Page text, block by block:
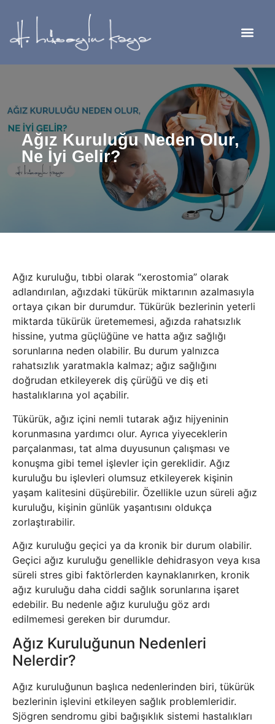
Ağız Kuruluğu Neden Olur,
Ne İyi Gelir?
Ağız kuruluğu, tıbbi olarak “xerostomia” olarak
adlandırılan, ağızdaki tükürük miktarının azalmasıyla
ortaya çıkan bir durumdur. Tükürük bezlerinin yeterli
miktarda tükürük üretememesi, ağızda rahatsızlık
hissine, yutma güçlüğüne ve hatta ağız sağlığı
sorunlarına neden olabilir. Bu durum yalnızca
rahatsızlık yaratmakla kalmaz; ağız sağlığını
doğrudan etkileyerek diş çürüğü ve diş eti
hastalıklarına yol açabilir.
Tükürük, ağız içini nemli tutarak ağız hijyeninin
korunmasına yardımcı olur. Ayrıca yiyeceklerin
parçalanması, tat alma duyusunun çalışması ve
konuşma gibi temel işlevler için gereklidir. Ağız
kuruluğu bu işlevleri olumsuz etkileyerek kişinin
yaşam kalitesini düşürebilir. Özellikle uzun süreli ağız
kuruluğu, kişinin günlük yaşantısını oldukça
zorlaştırabilir.
Ağız kuruluğu geçici ya da kronik bir durum olabilir.
Geçici ağız kuruluğu genellikle dehidrasyon veya kısa
süreli stres gibi faktörlerden kaynaklanırken, kronik
ağız kuruluğu daha ciddi sağlık sorunlarına işaret
edebilir. Bu nedenle ağız kuruluğu göz ardı
edilmemesi gereken bir durumdur.
Ağız Kuruluğunun Nedenleri
Nelerdir?
Ağız kuruluğunun başlıca nedenlerinden biri, tükürük
bezlerinin işlevini etkileyen sağlık problemleridir.
Sjögren sendromu gibi bağışıklık sistemi hastalıkları